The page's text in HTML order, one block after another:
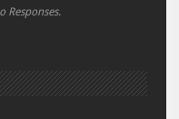
Responses.